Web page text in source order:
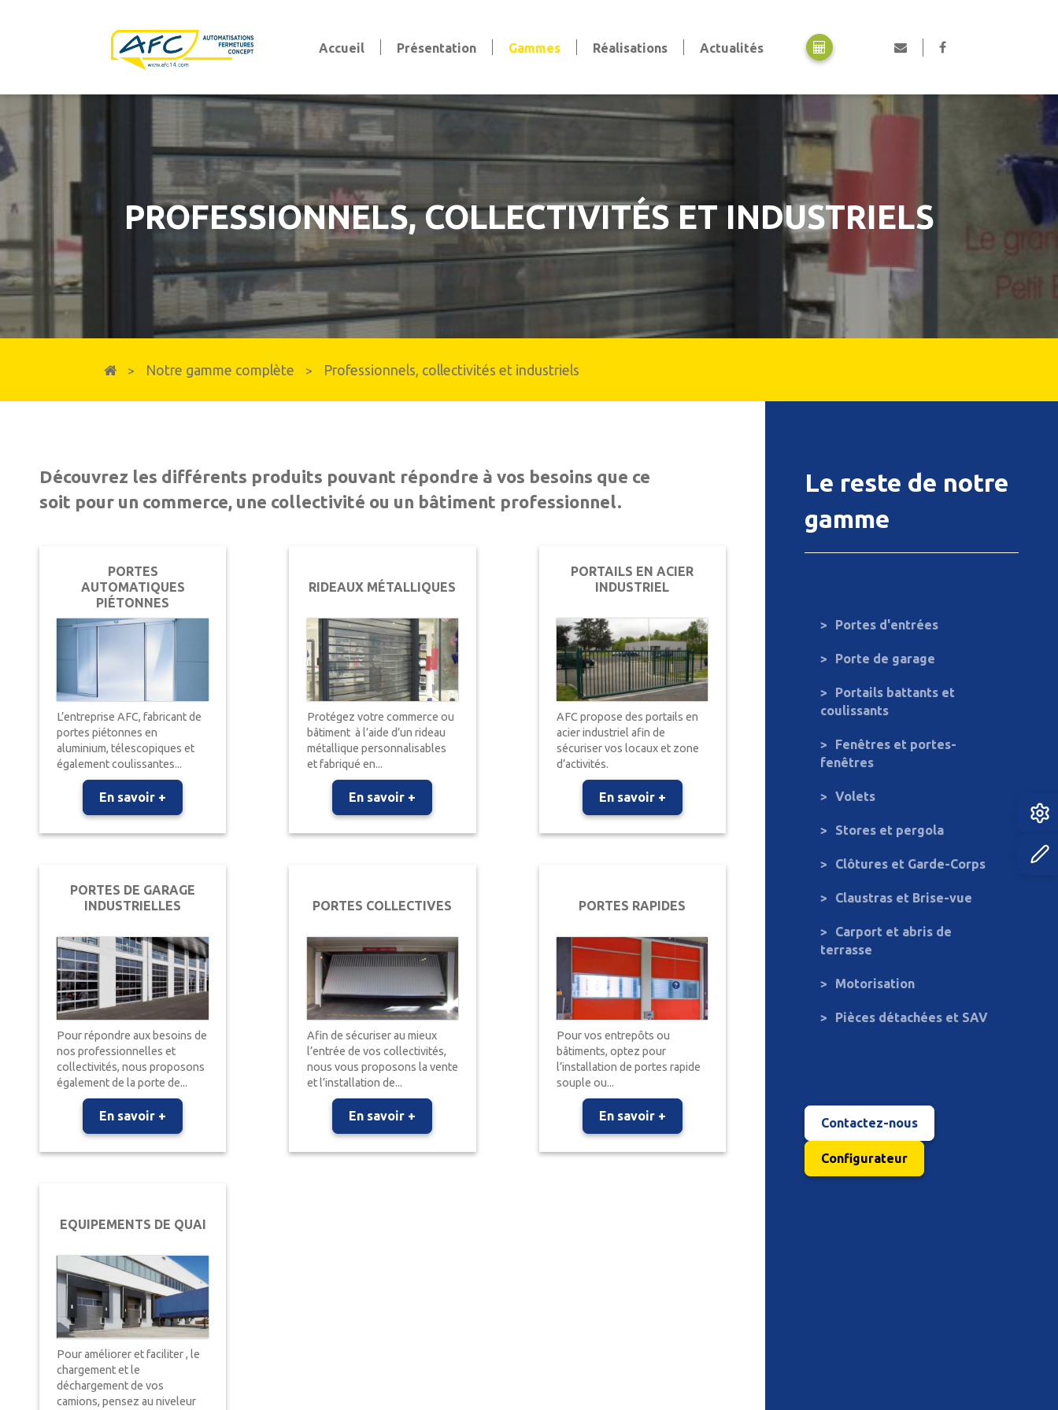
Accueil Présentation Gammes
Portes d'entrées
Portes d'entrées PVC
Porte de garage
Porte de garage sectionnelle
Porte de garage basculante
Porte de garage sectionnelle latérale
Porte de garage enroulable
Porte de garage battante ouvrant à la française
Portails battants et coulissants
Portails modernes
Portails authentiques
Fenêtres & Portes-fenêtres en PVC
Volets
Volets persiennes
Stores et pergola
Stores bannes & extérieurs
Stores intérieurs
Pergola
Clôtures et Garde-Corps
Garde-corps
Claustras et Brise-vue
Carport et abris de terrasse
Motorisation portes de garage
Motorisation portails
Professionnels, collectivités et industriels
Portes automatiques piétonnes
Rideaux métalliques
Portails en acier industriel
Portes de garage industrielles
Portes collectives
Portes rapides
Equipements de quai
Pièces détachées et SAV
Réalisations Actualités
PROFESSIONNELS, COLLECTIVITÉS ET INDUSTRIELS
> Notre gamme complète > Professionnels, collectivités et industriels
Découvrez les différents produits pouvant répondre à vos besoins que ce
soit pour un commerce, une collectivité ou un bâtiment professionnel.
PORTES
AUTOMATIQUES
PIÉTONNES
L’entreprise AFC, fabricant de
portes piétonnes en
aluminium, télescopiques et
également coulissantes...
En savoir +
RIDEAUX MÉTALLIQUES
Protégez votre commerce ou
bâtiment à l’aide d’un rideau
métallique personnalisables
et fabriqué en...
En savoir +
PORTAILS EN ACIER
INDUSTRIEL
AFC propose des portails en
acier industriel afin de
sécuriser vos locaux et zone
d’activités.
En savoir +
PORTES DE GARAGE
INDUSTRIELLES
Pour répondre aux besoins de
nos professionnelles et
collectivités, nous proposons
également de la porte de...
En savoir +
PORTES COLLECTIVES
Afin de sécuriser au mieux
l’entrée de vos collectivités,
nous vous proposons la vente
et l’installation de...
En savoir +
PORTES RAPIDES
Pour vos entrepôts ou
bâtiments, optez pour
l’installation de portes rapide
souple ou...
En savoir +
EQUIPEMENTS DE QUAI
Pour améliorer et faciliter , le
chargement et le
déchargement de vos
camions, pensez au niveleur
Le reste de notre
gamme
Portes d'entrées
Porte de garage
Portails battants et
coulissants
Fenêtres et portes-
fenêtres
Volets
Stores et pergola
Clôtures et Garde-Corps
Claustras et Brise-vue
Carport et abris de
terrasse
Motorisation
Pièces détachées et SAV
Contactez-nous
Configurateur